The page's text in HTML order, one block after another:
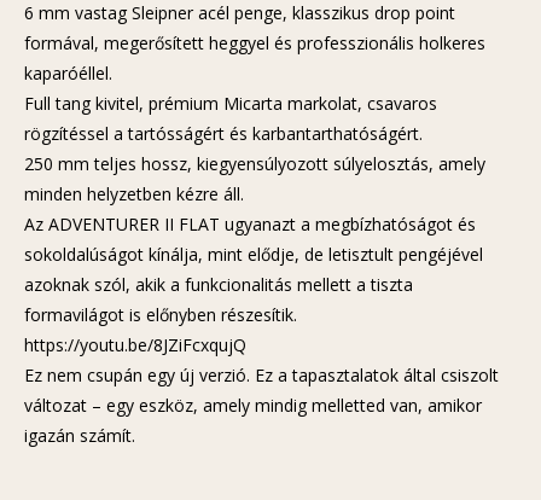
6 mm vastag Sleipner acél penge, klasszikus drop point
formával, megerősített heggyel és professzionális holkeres
kaparóéllel.
Full tang kivitel, prémium Micarta markolat, csavaros
rögzítéssel a tartósságért és karbantarthatóságért.
250 mm teljes hossz, kiegyensúlyozott súlyelosztás, amely
minden helyzetben kézre áll.
Az ADVENTURER II FLAT ugyanazt a megbízhatóságot és
sokoldalúságot kínálja, mint elődje, de letisztult pengéjével
azoknak szól, akik a funkcionalitás mellett a tiszta
formavilágot is előnyben részesítik.
https://youtu.be/8JZiFcxqujQ
Ez nem csupán egy új verzió. Ez a tapasztalatok által csiszolt
változat – egy eszköz, amely mindig melletted van, amikor
igazán számít.